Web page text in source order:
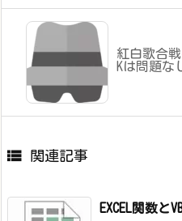
紅白歌合
Kは問題な
 関連記事
EXCEL関数と